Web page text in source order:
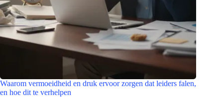
Waarom vermoeidheid en druk ervoor zorgen dat leiders falen,
en hoe dit te verhelpen